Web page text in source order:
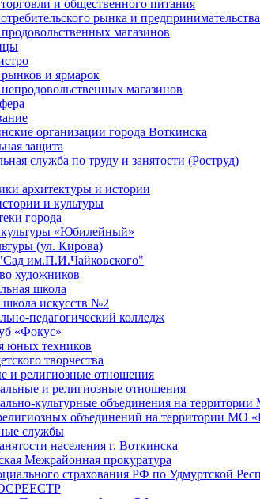
и общественного питания
рынка и предпринимательства
магазинов
и ярмарок
магазинов
организации города Воткинска
защита
служба по труду и занятости (Роструд)
архитектуры и истории
и культуры
города
«Юбилейный»
(ул. Кирова)
им.П.И.Чайковского"
художников
школа
школа искусств №2
педагогический колледж
«Фокус»
юных техников
творчества
и религиозные отношения
и религиозные отношения
культурные объединения на
объединений на территории МО
службы
населения г. Воткинска
Межрайонная прокуратура
страхования РФ по Удмуртской